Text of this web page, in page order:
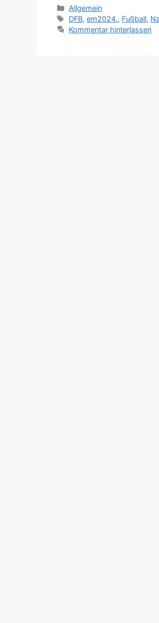
Kategorien
Allgemein
Schlagwörter
DFB,em2024., Fußball,
Kommentar hinterlassen